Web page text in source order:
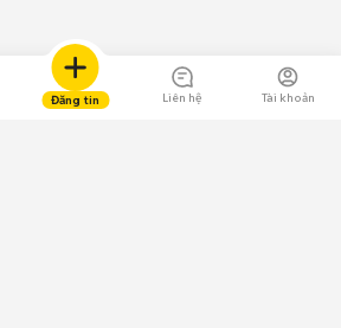
Đăng tin Liên hệ Tài khoản